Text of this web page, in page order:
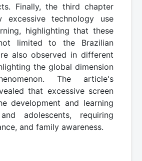
Finally, the third chapter
excessive technology use
highlighting that these
limited to the Brazilian
also observed in different
the global dimension
The article's
that excessive screen
development and learning
adolescents, requiring
and family awareness.